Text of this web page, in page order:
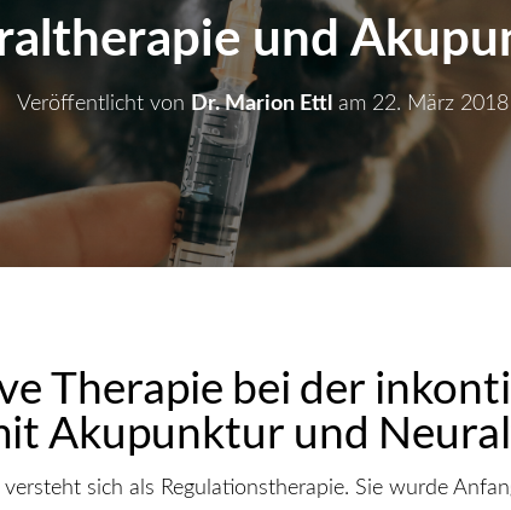
und
Veröffentlicht von Dr. Marion Ettl am 22. März 2018
Therapie bei der
Akupunktur und
sich als Regulationstherapie. Sie wurde